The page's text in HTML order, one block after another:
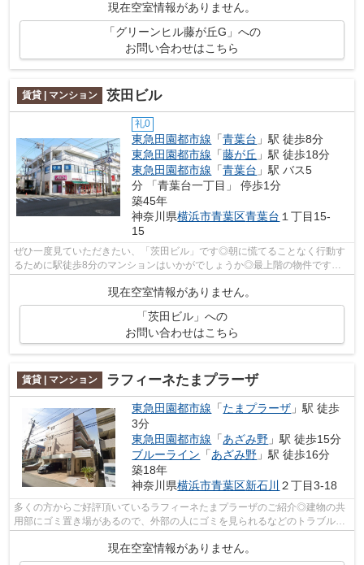
現在空室情報がありません。
「グリーンヒル藤が丘G」への
お問い合わせはこちら
賃貸 | マンション 茨田ビル
礼0
東急田園都市線 「青葉台 」駅 徒歩8分
東急田園都市線 「藤が丘 」駅 徒歩18分
東急田園都市線 「青葉台 」駅 バス5
分 「青葉台一丁目」 停歩1分
築45年
神奈川県横浜市青葉区青葉台 １丁目15-
15
ぜひ一度見ていただきたい、「茨田ビル」です◎朝に慌てることなく行動す
るために駅徒歩8分のマンションはいかがでしょうか◎最上階の物件です◎
ぜひご覧いただきたい賃貸物件です◎賃貸情...
現在空室情報がありません。
「茨田ビル」への
お問い合わせはこちら
賃貸 | マンション ラフィーネたまプラーザ
東急田園都市線 「たまプラーザ 」駅 徒歩
3分
東急田園都市線 「あざみ野 」駅 徒歩15分
ブルーライン 「あざみ野 」駅 徒歩16分
築18年
神奈川県横浜市青葉区新石川 ２丁目3-18
多くの方からご好評頂いているラフィーネたまプラーザのご紹介◎建物の共
用部にゴミ置き場があるので、外部の人にゴミを見られるなどのトラブル回
現在空室情報がありません。